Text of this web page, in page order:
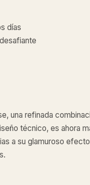
días
una refinada
técnico, es ahora
a su glamuroso